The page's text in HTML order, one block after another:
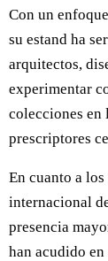
Con un
su estand ha
arquitectos,
experimentar
colecciones en
prescriptores
En cuanto a los
internacional
presencia
han acudido